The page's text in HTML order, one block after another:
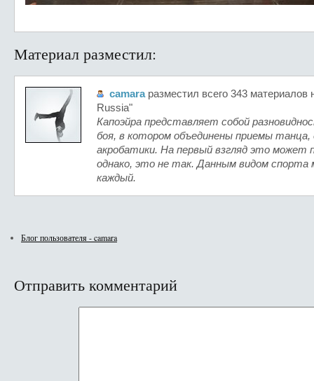
Материал разместил:
camaraразместил всего 343 материалов
Russia"
Капоэйра представляет собой
боя, в котором объединены приемы танца,
акробатики. На первый взгляд это
однако, это не так. Данным видом
каждый.
Блог пользователя - camara
Отправить комментарий